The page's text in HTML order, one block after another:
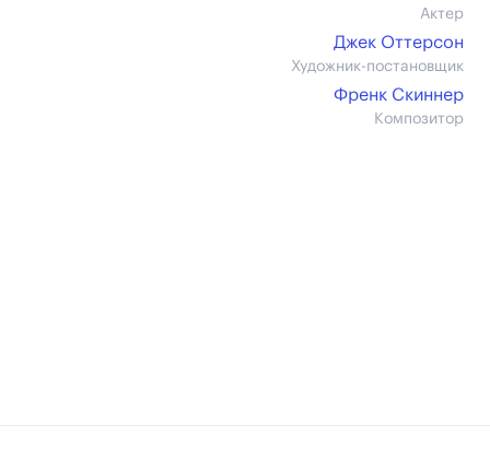
Актер
Джек Оттерсон
Художник-постановщик
Френк Скиннер
Композитор